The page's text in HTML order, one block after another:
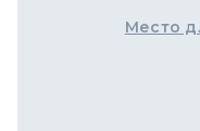
Место